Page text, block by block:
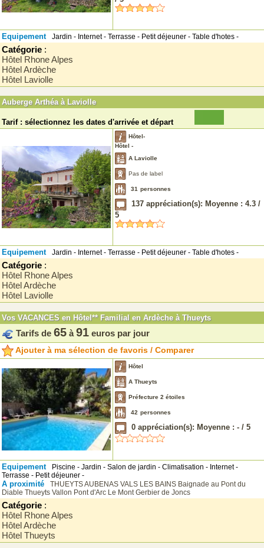
Equipement Jardin - Internet - Terrasse - Petit déjeuner - Table d'hotes -
Catégorie :
Hôtel Rhone Alpes
Hôtel Ardèche
Hôtel Laviolle
Auberge Arthéa à Laviolle
Tarif : sélectionnez les dates d'arrivée et départ
Hôtel-
Hôtel -
A Laviolle
Pas de label
31 personnes
137 appréciation(s): Moyenne : 4.3 /
5
Equipement Jardin - Internet - Terrasse - Petit déjeuner - Table d'hotes -
Catégorie :
Hôtel Rhone Alpes
Hôtel Ardèche
Hôtel Laviolle
Vos VACANCES en Hôtel** Familial en Ardèche à Thueyts
Tarifs de 65 à 91 euros par jour
Ajouter à ma sélection de favoris / Comparer
Hôtel
A Thueyts
Préfecture 2 étoiles
42 personnes
0 appréciation(s): Moyenne : - / 5
Equipement
Piscine - Jardin - Salon de jardin - Climatisation - Internet -
Terrasse - Petit déjeuner -
A proximité THUEYTSAUBENAS VALS LES BAINS Baignade au Pont du
Diable Thueyts Vallon Pont d'Arc Le Mont Gerbier de Joncs
Catégorie :
Hôtel Rhone Alpes
Hôtel Ardèche
Hôtel Thueyts